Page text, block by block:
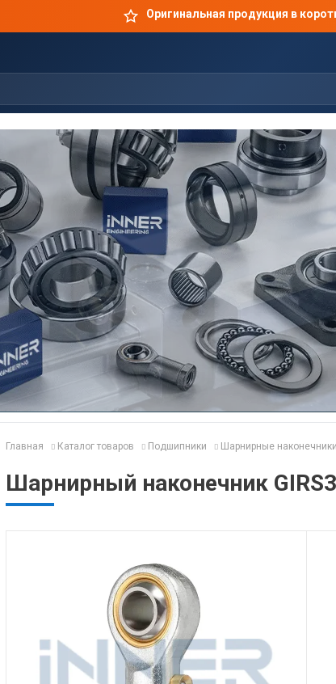
Оригинальная продукция в
Главная Каталог товаров Подшипники Шарнирные наконечники
Шарнирный наконечник